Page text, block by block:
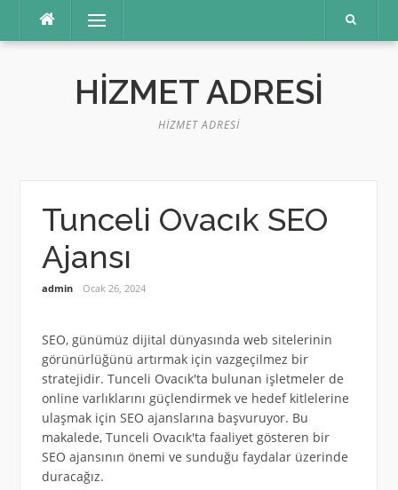
Menü
HIZMET ADRESI
HIZMET ADRESI
Tunceli Ovacık SEO
Ajansı
admin Ocak 26, 2024
SEO, günümüz dijital dünyasında web sitelerinin
görünürlüğünü artırmak için vazgeçilmez bir
stratejidir. Tunceli Ovacık'ta bulunan işletmeler de
online varlıklarını güçlendirmek ve hedef kitlelerine
ulaşmak için SEO ajanslarına başvuruyor. Bu
makalede, Tunceli Ovacık'ta faaliyet gösteren bir
SEO ajansının önemi ve sunduğu faydalar üzerinde
duracağız.